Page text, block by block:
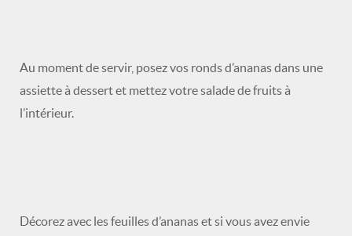
Au moment de servir, posez vos ronds d’ananas dans une
assiette à dessert et mettez votre salade de fruits à
l’intérieur.
Décorez avec les feuilles d’ananas et si vous avez envie